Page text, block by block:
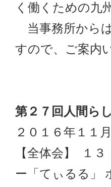
く働くための九
当事務所から
すので、ご案内
第２７回人間ら
２０１６年１１
【全体会】 １
ー「てぃるる」